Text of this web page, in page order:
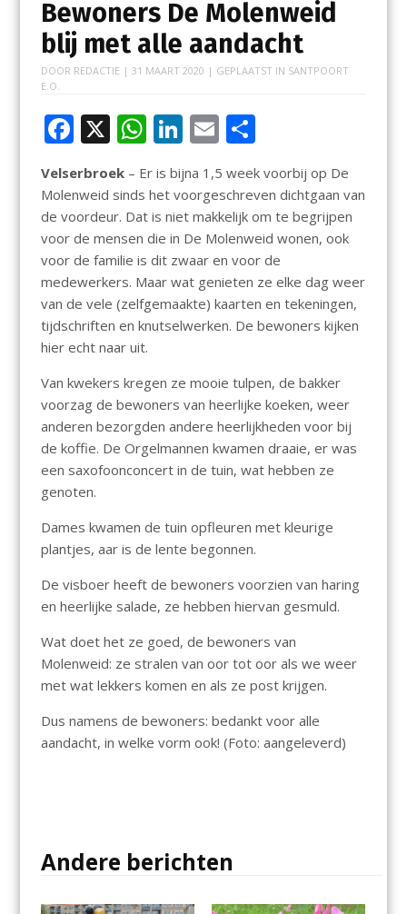
Bewoners De Molenweid
blij met alle aandacht
DOOR REDACTIE | 31 MAART 2020 | GEPLAATST IN SANTPOORT
E.O.
F
ac
e
b
o
o
k
X W
at
s
A
p
p
Li
k
e
dI
n
E
ai
l
D
el
e
n
Velserbroek– Er is bijna 1,5 week voorbij op De
Molenweid sinds het voorgeschreven dichtgaan van
de voordeur. Dat is niet makkelijk om te begrijpen
voor de mensen die in De Molenweid wonen, ook
voor de familie is dit zwaar en voor de
medewerkers. Maar wat genieten ze elke dag weer
van de vele (zelfgemaakte) kaarten en tekeningen,
tijdschriften en knutselwerken. De bewoners kijken
hier echt naar uit.
Van kwekers kregen ze mooie tulpen, de bakker
voorzag de bewoners van heerlijke koeken, weer
anderen bezorgden andere heerlijkheden voor bij
de koffie. De Orgelmannen kwamen draaie, er was
een saxofoonconcert in de tuin, wat hebben ze
genoten.
Dames kwamen de tuin opfleuren met kleurige
plantjes, aar is de lente begonnen.
De visboer heeft de bewoners voorzien van haring
en heerlijke salade, ze hebben hiervan gesmuld.
Wat doet het ze goed, de bewoners van
Molenweid: ze stralen van oor tot oor als we weer
met wat lekkers komen en als ze post krijgen.
Dus namens de bewoners: bedankt voor alle
aandacht, in welke vorm ook! (Foto: aangeleverd)
Andere berichten